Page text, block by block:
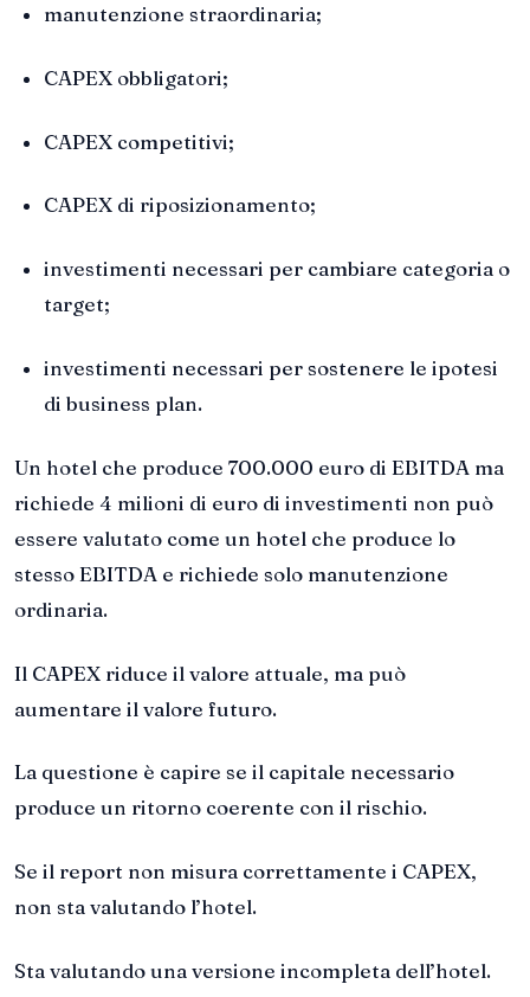
manutenzione straordinaria;
CAPEX obbligatori;
CAPEX competitivi;
CAPEX di riposizionamento;
investimenti necessari per cambiare categoria o
target;
investimenti necessari per sostenere le ipotesi
di business plan.
Un hotel che produce 700.000 euro di EBITDA ma
richiede 4 milioni di euro di investimenti non può
essere valutato come un hotel che produce lo
stesso EBITDA e richiede solo manutenzione
ordinaria.
Il CAPEX riduce il valore attuale, ma può
aumentare il valore futuro.
La questione è capire se il capitale necessario
produce un ritorno coerente con il rischio.
Se il report non misura correttamente i CAPEX,
non sta valutando l’hotel.
Sta valutando una versione incompleta dell’hotel.